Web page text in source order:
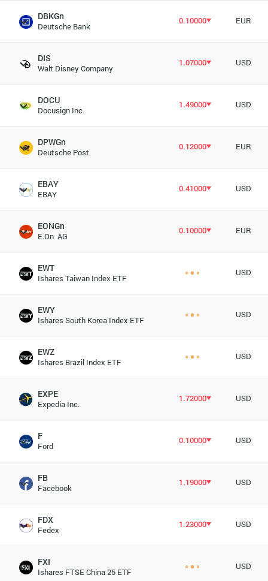
DBKGn
Deutsche Bank
0.10000 EUR
DIS
Walt Disney Company
1.07000 USD
DOCU
Docusign Inc.
1.49000 USD
DPWGn
Deutsche Post
0.12000 EUR
EBAY
EBAY
0.41000 USD
EONGn
E.On AG
0.10000 EUR
EWT
Ishares Taiwan Index ETF
USD
EWY
Ishares South Korea Index ETF
USD
EWZ
Ishares Brazil Index ETF
USD
EXPE
Expedia Inc.
1.72000 USD
F
Ford
0.10000 USD
FB
Facebook
1.19000 USD
FDX
Fedex
1.23000 USD
FXI
Ishares FTSE China 25 ETF
USD